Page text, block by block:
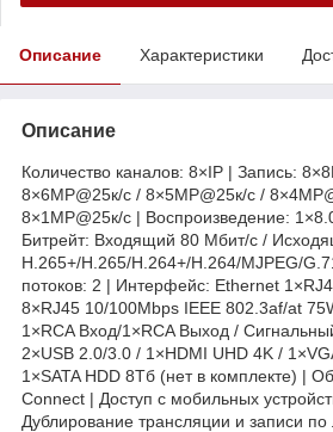
Описание Характеристики
Описание
Количество каналов: 8×IP | Запись:
8×6MP@25к/с / 8×5MP@25к/с /
8×1MP@25к/с | Воспроизведение:
Битрейт: Входящий 80 Мбит/с /
H.265+/H.265/H.264+/H.264/MJPEG/
потоков: 2 | Интерфейс: Ethernet
8×RJ45 10/100Mbps IEEE 802.3af/at
1×RCA Вход/1×RCA Выход /
2×USB 2.0/3.0 / 1×HDMI UHD 4K /
1×SATA HDD 8Тб (нет в комплекте) |
Connect | Доступ с мобильных
Дублирование трансляции и записи по